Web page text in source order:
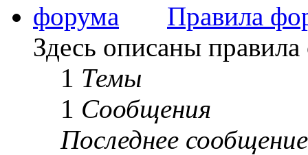
Правила
Здесь описаны
1 Темы
1 Сообщения
Последнее сообщение